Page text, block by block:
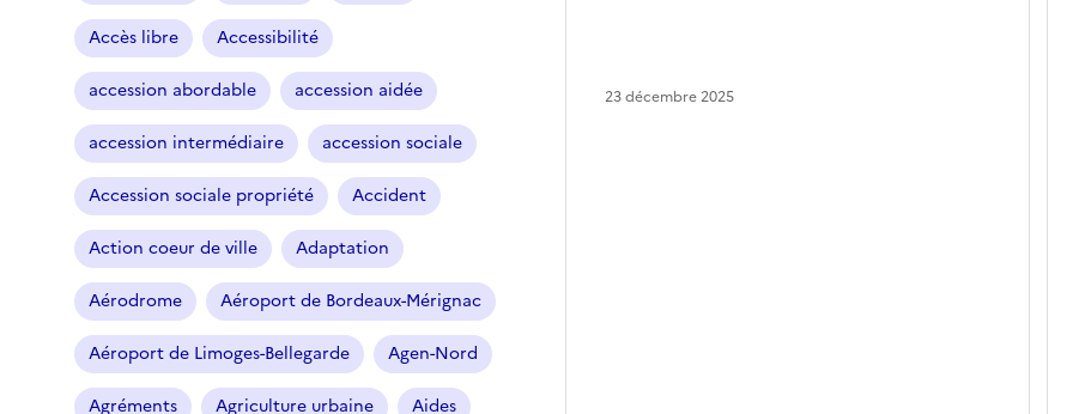
Accès libre Accessibilité
accession abordable accession aidée
accession intermédiaire accession sociale
Accession sociale propriété Accident
Action coeur de ville Adaptation
Aérodrome Aéroport de Bordeaux-Mérignac
Aéroport de Limoges-Bellegarde Agen-Nord
Agréments Agriculture urbaine Aides
23 décembre 2025